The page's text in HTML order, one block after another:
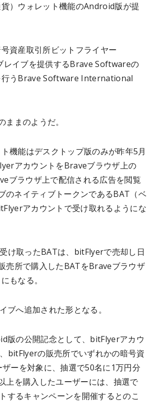
）ウォレット機能のAndroid版が提
資産取引所ビットフライヤー
レイブを提供するBrave Softwareの
行うBrave Software International
まのようだ。
機能はデスクトップ版のみが昨年5月
アカウントをBraveブラウザ上の
ブラウザ上で配信される広告を閲覧
のネイティブトークンであるBAT（ベ
アカウントで受け取れるようにな
け取ったBATは、bitFlyerで売却し日
売所で購入したBATをBraveブラウザ
もなる。
へ追加された形となる。
版の公開記念として、bitFlyerアカウ
bitFlyerの販売所でいずれかの暗号資
ーを対象に、抽選で50名に1万円分
上を購入したユーザーには、抽選で
するキャンペーンを開催するとのこ